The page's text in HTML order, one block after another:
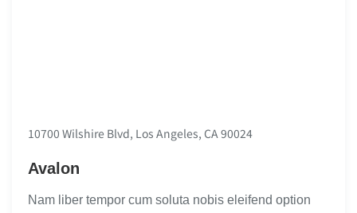
10700 Wilshire Blvd, Los Angeles, CA 90024
Avalon
Nam liber tempor cum soluta nobis eleifend option